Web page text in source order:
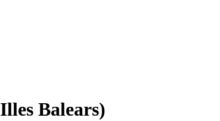
Illes Balears)